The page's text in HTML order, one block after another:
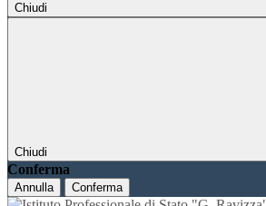
Chiudi
Chiudi
Conferma
Annulla Conferma